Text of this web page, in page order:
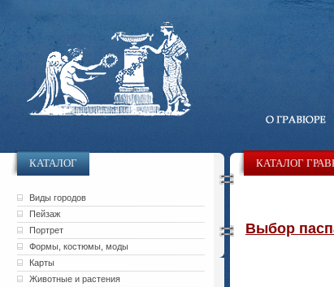
КАТАЛОГ
Виды городов
Пейзаж
Портрет
Формы, костюмы, моды
Карты
Животные и растения
КАТАЛОГ
Выбор